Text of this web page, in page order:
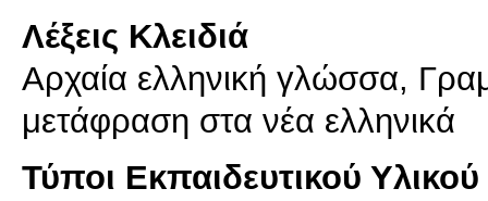
Λέξεις Κλειδιά
Αρχαία ελληνική γλώσσα,
μετάφραση στα νέα ελληνικά
Τύποι Εκπαιδευτικού Υλικού